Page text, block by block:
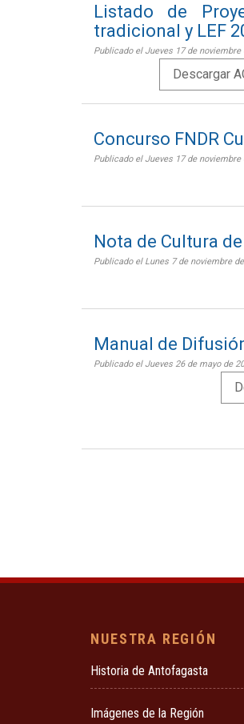
Listado de
tradicional y LEF
Publicado el Jueves 17 de noviembre
Descargar
Concurso FNDR
Publicado el Jueves 17 de noviembre
Nota de Cultura
Publicado el Lunes 7 de noviembre
Manual de
Publicado el Jueves 26 de mayo de
NUESTRA REGIÓN
Historia de Antofagasta
Imágenes de la Región